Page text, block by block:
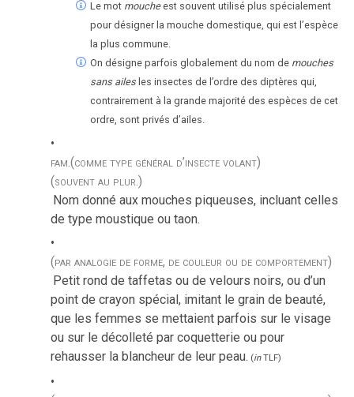
Le mot mouche est souvent utilisé plus spécialement
pour désigner la mouche domestique, qui est l’espèce
la plus commune.
On désigne parfois globalement du nom de mouches
sans ailes les insectes de l’ordre des diptères qui,
contrairement à la grande majorité des espèces de cet
ordre, sont privés d’ailes.
fam.(comme type général d’insecte volant)
(souvent au plur.)
Nom donné aux mouches piqueuses, incluant celles
de type moustique ou taon.
(par analogie de forme, de couleur ou de comportement)
Petit rond de taffetas ou de velours noirs, ou d’un
point de crayon spécial, imitant le grain de beauté,
que les femmes se mettaient parfois sur le visage
ou sur le décolleté par coquetterie ou pour
rehausser la blancheur de leur peau. (inTLF)